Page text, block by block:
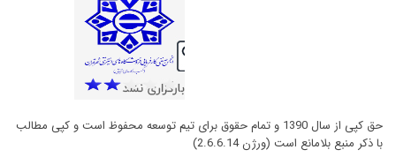
حق کپی از سال 1390 و تمام حقوق برای تیم توسعه محفوظ است و کپی مطالب
با ذکر منبع بلامانع است (ورژن 2.6.6.14)